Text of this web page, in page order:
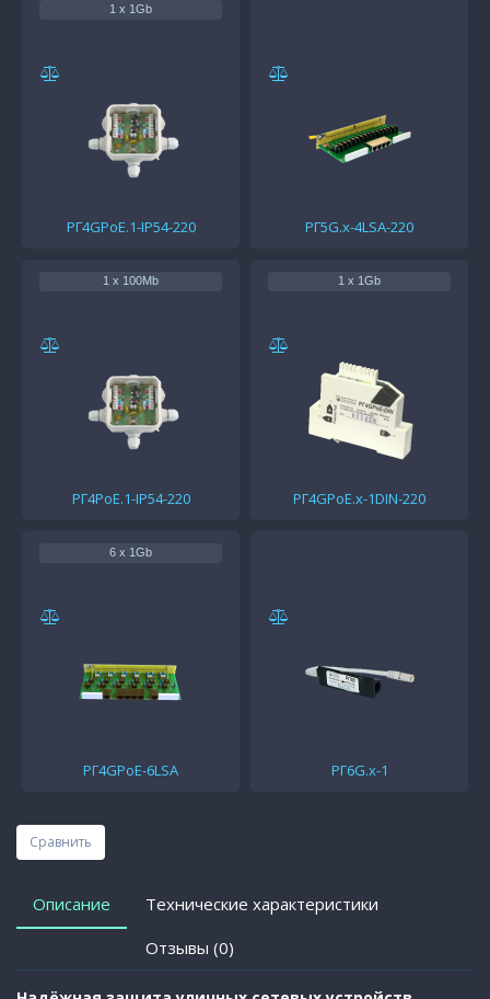
1 x 1Gb
РГ4GPoE.1-IP54-220 РГ5G.х-4LSA-220
1 x 100Mb
РГ4PoE.1-IP54-220
1 x 1Gb
РГ4GPoE.x-1DIN-220
6 x 1Gb
РГ4GPoE-6LSA РГ6G.х-1
Сравнить
Описание
Технические характеристики
Отзывы (0)